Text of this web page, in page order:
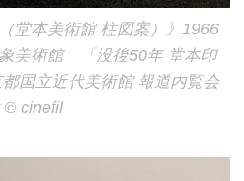
堂本美術館 柱図案）》1966
美術館 「没後50年 堂本印
国立近代美術館 報道内覧会
© cinefil